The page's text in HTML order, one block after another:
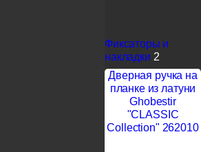
Фиксаторы и
накладки 2
Дверная ручка на
планке из латуни
Ghobestir
"CLASSIC
Collection" 262010